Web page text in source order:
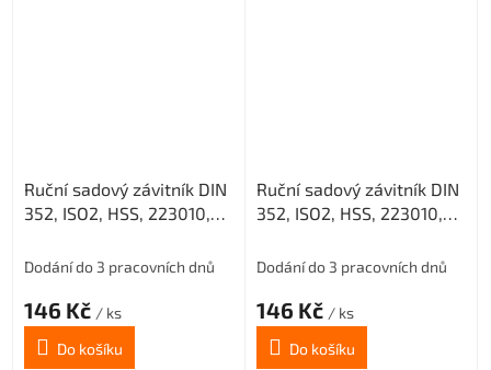
Ruční sadový závitník DIN
352, ISO2, HSS, 223010,
Dodání do 3 pracovních dnů
146 Kč / ks
Do košíku
Ruční sadový závitník DIN
352, ISO2, HSS, 223010,
Dodání do 3 pracovních dnů
146 Kč / ks
Do košíku